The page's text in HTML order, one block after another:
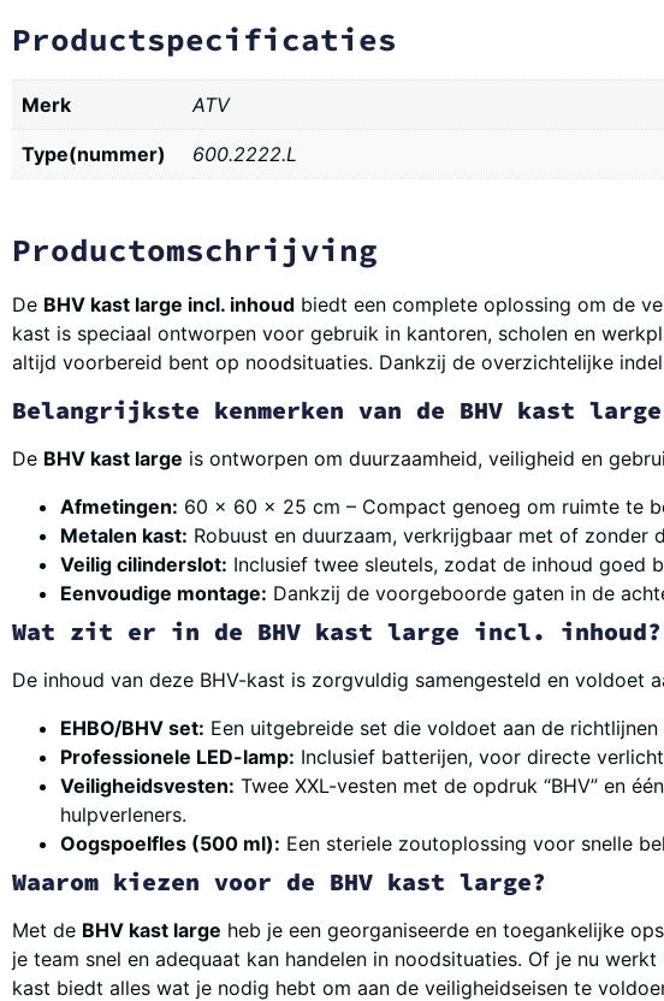
Productspecificaties
Merk ATV
Type(nummer) 600.2222.L
Productomschrijving
De BHV kast large incl. inhoud biedt een complete oplossing om de
kast is speciaal ontworpen voor gebruik in kantoren, scholen en
altijd voorbereid bent op noodsituaties. Dankzij de overzichtelijke
Belangrijkste kenmerken van de BHV kast large
De BHV kast large is ontworpen om duurzaamheid, veiligheid en
Afmetingen: 60 x 60 x 25 cm – Compact genoeg om ruimte te
Metalen kast: Robuust en duurzaam, verkrijgbaar met of zonder
Veilig cilinderslot: Inclusief twee sleutels, zodat de inhoud goed
Eenvoudige montage: Dankzij de voorgeboorde gaten in de
Wat zit er in de BHV kast large incl. inhoud?
De inhoud van deze BHV-kast is zorgvuldig samengesteld en voldoet
EHBO/BHV set: Een uitgebreide set die voldoet aan de richtlijnen
Professionele LED-lamp: Inclusief batterijen, voor directe
Veiligheidsvesten: Twee XXL-vesten met de opdruk “BHV” en
hulpverleners.
Oogspoelfles (500 ml): Een steriele zoutoplossing voor snelle
Waarom kiezen voor de BHV kast large?
Met de BHV kast large heb je een georganiseerde en toegankelijke
je team snel en adequaat kan handelen in noodsituaties. Of je nu
kast biedt alles wat je nodig hebt om aan de veiligheidseisen te